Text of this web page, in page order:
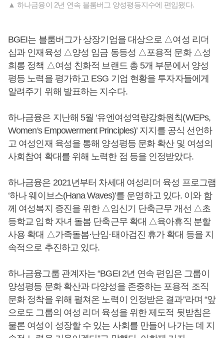
▲ 하나금융이 2년 연속 블룸버그 양성평등지수에 편입됐다.
BGEI는 블룸버그가 상장기업을 대상으로 △여성 리더
십과 인재육성 △양성 임금 동등성 △포용적 문화 △성
희롱 정책 △여성 친화적 브랜드 총 5개 부문에서 양성
평등 노력을 평가하고 ESG 기업 현황을 투자자들에게
알려주기 위해 발표하는 지수다.
하나금융은 지난해 5월 ‘유엔여성역량강화원칙(WEPs,
Women's Empowerment Principles)’ 지지를 공식 선언하
고 여성인재 육성을 통해 양성평등 문화 확산 및 여성의
사회참여 확대를 위해 노력한 점 등을 인정받았다.
하나금융은 2021년부터 차세대 여성리더 육성 프로그램
‘하나 웨이브스(Hana Waves)’를 운영하고 있다. 이와 함
께 여성복지 증진을 위한 △임신기 단축근무 개선 △초
등학교 입학 자녀 돌봄 단축근무 확대 △육아휴직 분할
사용 확대 △가족돌봄·난임·태아검진 휴가 확대 등을 지
속적으로 추진하고 있다.
하나금융그룹 관계자는 “BGEI 2년 연속 편입은 그룹이
양성평등 문화 확산과 다양성을 존중하는 포용적 조직
문화 정착을 위해 펼쳐온 노력이 인정받은 결과”라며 “앞
으로도 그룹의 여성 리더 육성을 위한 제도적 뒷받침은
물론 여성이 성장할 수 있는 사회를 만들어 나가는 데 지